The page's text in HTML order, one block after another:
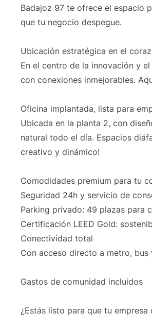
Badajoz 97 te ofrece el espacio
que tu negocio despegue.
Ubicación estratégica en el
En el centro de la innovación y
con conexiones inmejorables.
Oficina implantada, lista para
Ubicada en la planta 2, con
natural todo el día. Espacios
creativo y dinámico!
Comodidades premium para tu
Seguridad 24h y servicio de
Parking privado: 49 plazas para
Certificación LEED Gold:
Conectividad total
Con acceso directo a metro, bus
Gastos de comunidad incluidos
¿Estás listo para que tu